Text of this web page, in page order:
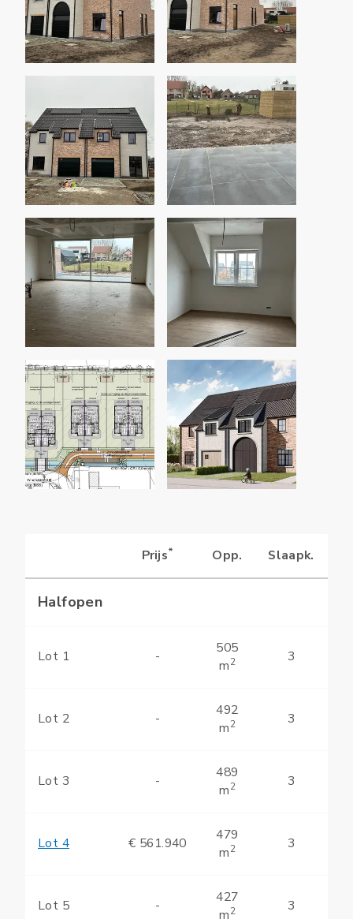
Prijs* Opp. Slaapk.
Halfopen
Lot 1 -
505
m2 3
Lot 2 -
492
m2 3
Lot 3 -
489
m2 3
Lot 4 € 561.940
479
m2 3
Lot 5 -
427
m2 3